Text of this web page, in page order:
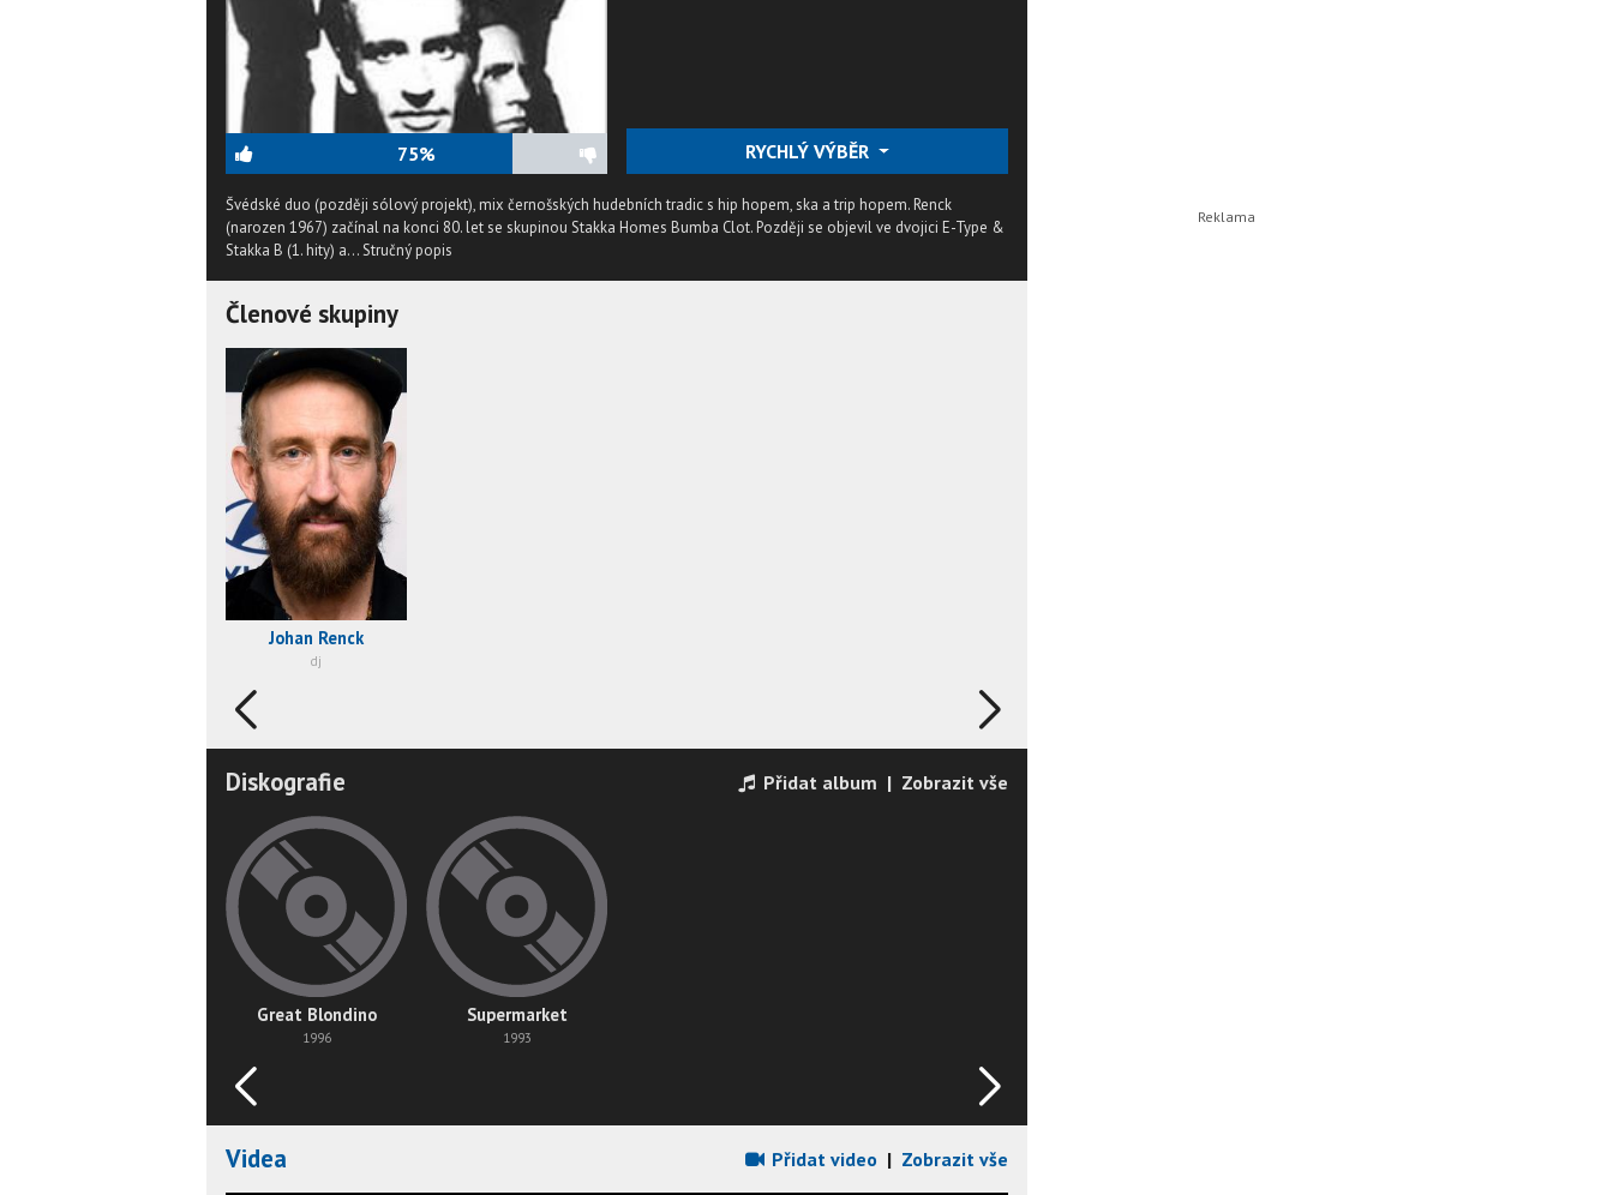
75% RYCHLÝ VÝBĚR
Švédské duo (později sólový projekt), mix černošských hudebních tradic s hip hopem, ska a trip hopem. Renck
(narozen 1967) začínal na konci 80. let se skupinou Stakka Homes Bumba Clot. Později se objevil ve dvojici E-Type &
Stakka B (1. hity) a...Stručný popis
Členové skupiny
Johan Renck
dj
Diskografie Přidat album | Zobrazit vše
Great Blondino
1996
Supermarket
1993
Videa Přidat video | Zobrazit vše